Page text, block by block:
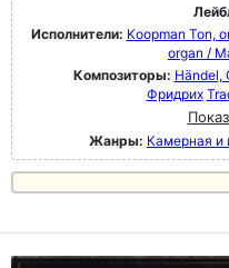
Исполнители: Koopman Ton,
organ /
Композиторы: Händel,
Фридрих
Жанры: Камерная и